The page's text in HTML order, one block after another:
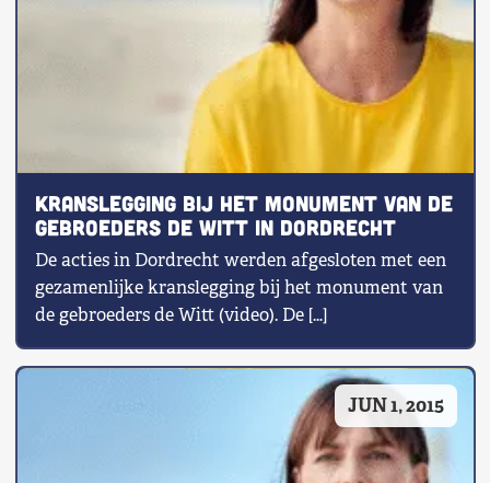
Kranslegging bij het monument van de
gebroeders de Witt in Dordrecht
De acties in Dordrecht werden afgesloten met een
gezamenlijke kranslegging bij het monument van
de gebroeders de Witt (video). De […]
JUN 1, 2015